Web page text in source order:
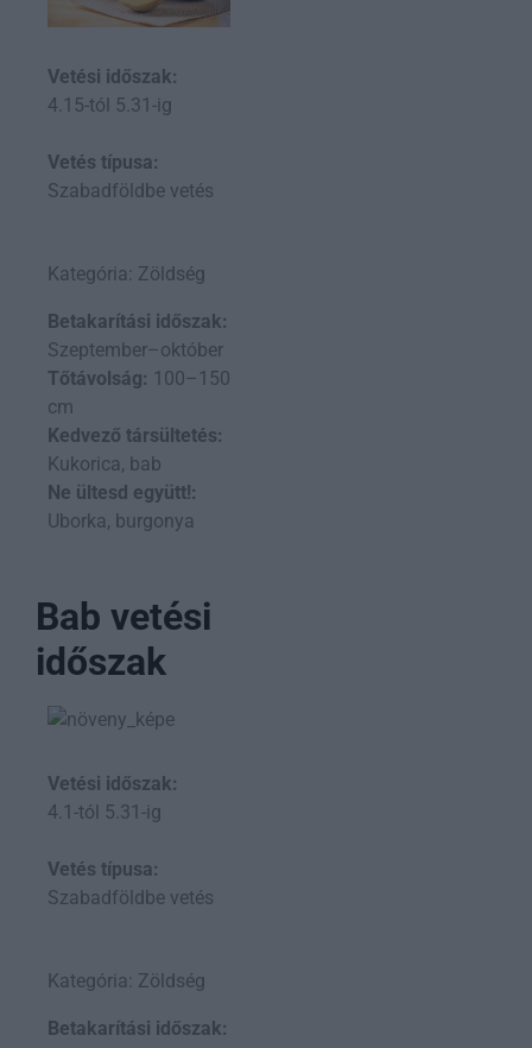
Vetési időszak:
4.15-tól 5.31-ig
Vetés típusa:
Szabadföldbe vetés
Kategória: Zöldség
Betakarítási időszak:
Szeptember–október
Tőtávolság: 100–150
cm
Kedvező társültetés:
Kukorica, bab
Ne ültesd együtt!:
Uborka, burgonya
Bab vetési
időszak
Vetési időszak:
4.1-tól 5.31-ig
Vetés típusa:
Szabadföldbe vetés
Kategória: Zöldség
Betakarítási időszak: